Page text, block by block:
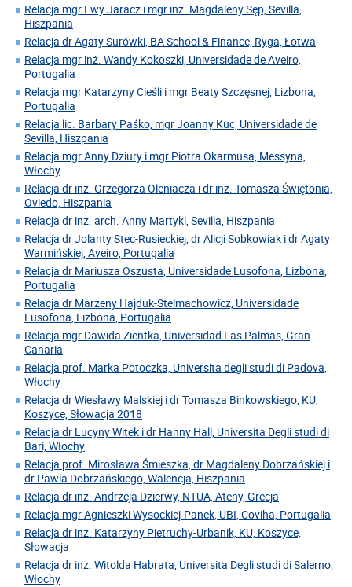
Relacja mgr Ewy Jaracz i mgr inż. Magdaleny Sęp, Sevilla,
Hiszpania
Relacja dr Agaty Surówki, BA School & Finance, Ryga, Łotwa
Relacja mgr inż. Wandy Kokoszki, Universidade de Aveiro,
Portugalia
Relacja mgr Katarzyny Cieśli i mgr Beaty Szczęsnej, Lizbona,
Portugalia
Relacja lic. Barbary Paśko, mgr Joanny Kuc, Universidade de
Sevilla, Hiszpania
Relacja mgr Anny Dziury i mgr Piotra Okarmusa, Messyna,
Włochy
Relacja dr inż. Grzegorza Oleniacza i dr inż. Tomasza Świętonia,
Oviedo, Hiszpania
Relacja dr inż. arch. Anny Martyki, Sevilla, Hiszpania
Relacja dr Jolanty Stec-Rusieckiej, dr Alicji Sobkowiak i dr Agaty
Warmińskiej, Aveiro, Portugalia
Relacja dr Mariusza Oszusta, Universidade Lusofona, Lizbona,
Portugalia
Relacja dr Marzeny Hajduk-Stelmachowicz, Universidade
Lusofona, Lizbona, Portugalia
Relacja mgr Dawida Zientka, Universidad Las Palmas, Gran
Canaria
Relacja prof. Marka Potoczka, Universita degli studi di Padova,
Włochy
Relacja dr Wiesławy Malskiej i dr Tomasza Binkowskiego, KU,
Koszyce, Słowacja 2018
Relacja dr Lucyny Witek i dr Hanny Hall, Universita Degli studi di
Bari, Włochy
Relacja prof. Mirosława Śmieszka, dr Magdaleny Dobrzańskiej i
dr Pawla Dobrzańskiego, Walencja, Hiszpania
Relacja dr inż. Andrzeja Dzierwy, NTUA, Ateny, Grecja
Relacja mgr Agnieszki Wysockiej-Panek, UBI, Coviha, Portugalia
Relacja dr inż. Katarzyny Pietruchy-Urbanik, KU, Koszyce,
Słowacja
Relacja dr inż. Witolda Habrata, Universita Degli studi di Salerno,
Włochy